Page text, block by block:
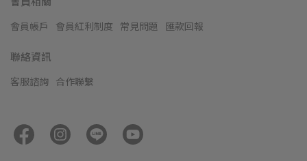
會員帳戶 會員紅利制度 常見問題 匯款回報
聯絡資訊
客服諮詢 合作聯繫